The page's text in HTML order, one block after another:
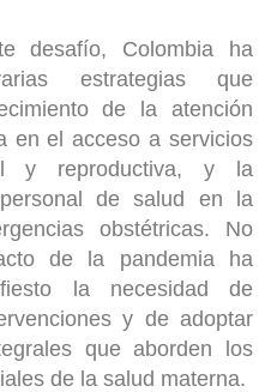
desafío, Colombia ha
estrategias que
de la atención
en el acceso a servicios
y reproductiva, y la
de salud en la
obstétricas. No
de la pandemia ha
la necesidad de
y de adoptar
que aborden los
de la salud materna.